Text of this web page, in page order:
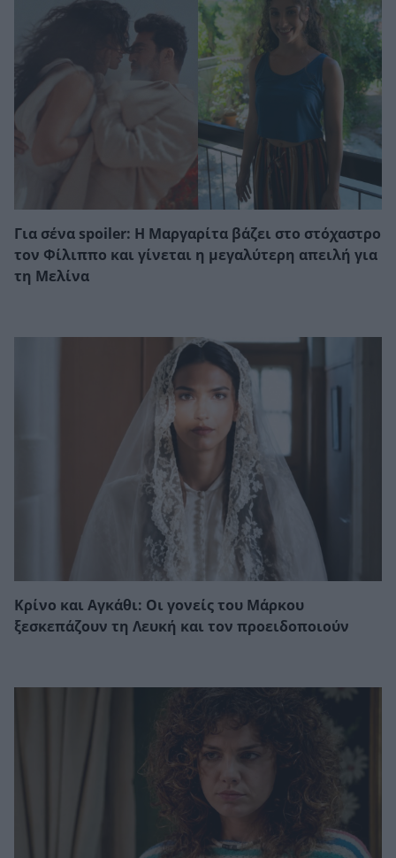
Για σένα spoiler: Η Μαργαρίτα βάζει στο στόχαστρο
τον Φίλιππο και γίνεται η μεγαλύτερη απειλή για
τη Μελίνα
Κρίνο και Αγκάθι: Οι γονείς του Μάρκου
ξεσκεπάζουν τη Λευκή και τον προειδοποιούν